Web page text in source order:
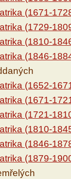
(1671-
(1729-
(1810-
(1846-
(1652-
(1671-
(1721-
(1810-
(1846-
(1879-